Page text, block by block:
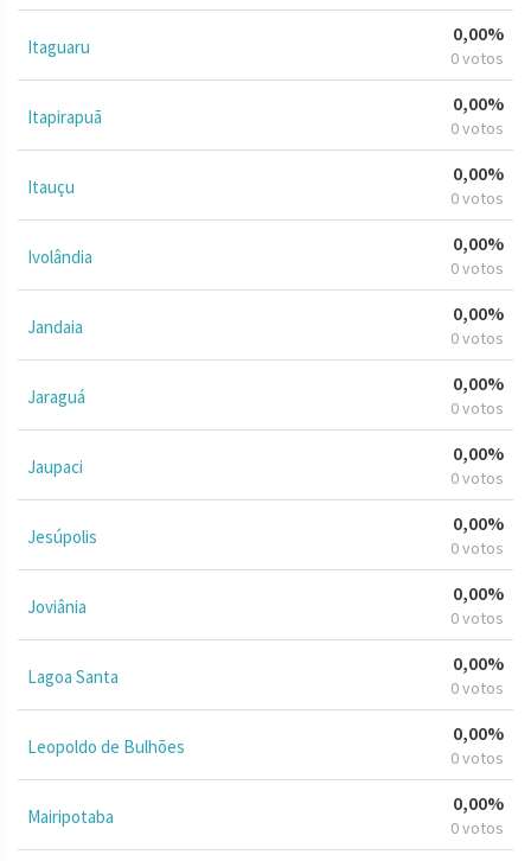
Itaguaru
0,00%
0 votos
Itapirapuã
0,00%
0 votos
Itauçu
0,00%
0 votos
Ivolândia
0,00%
0 votos
Jandaia
0,00%
0 votos
Jaraguá
0,00%
0 votos
Jaupaci
0,00%
0 votos
Jesúpolis
0,00%
0 votos
Joviânia
0,00%
0 votos
Lagoa Santa
0,00%
0 votos
Leopoldo de Bulhões
0,00%
0 votos
Mairipotaba
0,00%
0 votos